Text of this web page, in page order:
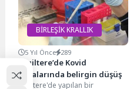
BİRLEŞİK KRALLIK
5 Yıl Önce 289
İngiltere’de Kovid
vakalarında belirgin düşüş
İngiltere'de yapılan bir